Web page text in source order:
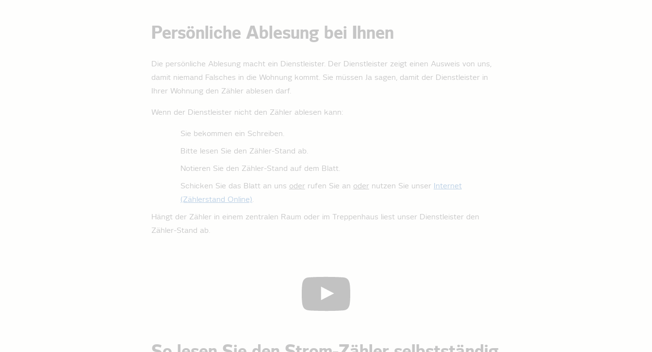
Persönliche Ablesung bei Ihnen
Die persönliche Ablesung macht ein Dienstleister. Der Dienstleister zeigt einen Ausweis von uns,
damit niemand Falsches in die Wohnung kommt. Sie müssen Ja sagen, damit der Dienstleister in
Ihrer Wohnung den Zähler ablesen darf.
Wenn der Dienstleister nicht den Zähler ablesen kann:
Sie bekommen ein Schreiben.
Bitte lesen Sie den Zähler-Stand ab.
Notieren Sie den Zähler-Stand auf dem Blatt.
Schicken Sie das Blatt an uns oderrufen Sie an odernutzen Sie unser Internet
(Zählerstand Online).
Hängt der Zähler in einem zentralen Raum oder im Treppenhaus liest unser Dienstleister den
Zähler-Stand ab.